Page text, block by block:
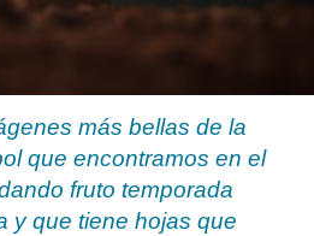
más bellas de la
que encontramos en el
fruto temporada
y que tiene hojas que